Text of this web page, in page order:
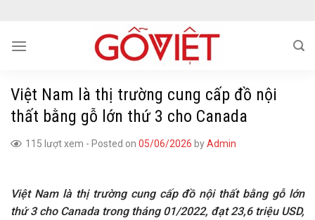
content
Việt Nam là thị trường cung cấp đồ nội
thất bằng gỗ lớn thứ 3 cho Canada
115 lượt xem - Posted on 05/06/2026 byAdmin
Việt Nam là thị trường cung cấp đồ nội thất bằng gỗ lớn
thứ 3 cho Canada trong tháng 01/2022, đạt 23,6 triệu USD,